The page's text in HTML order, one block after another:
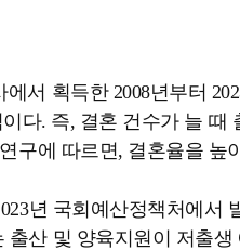
서 획득한 2008년부터
다. 즉, 결혼 건수가 늘
구에 따르면, 결혼율을 높
년 국회예산정책처에서
출산 및 양육지원이 저출